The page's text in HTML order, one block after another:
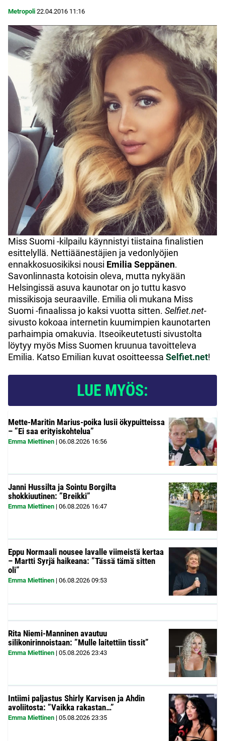
Metropoli 22.04.2016 11:16
Miss Suomi -kilpailu käynnistyi tiistaina finalistien
esittelyllä. Nettiäänestäjien ja vedonlyöjien
ennakkosuosikiksi nousi Emilia Seppänen.
Savonlinnasta kotoisin oleva, mutta nykyään
Helsingissä asuva kaunotar on jo tuttu kasvo
missikisoja seuraaville. Emilia oli mukana Miss
Suomi -finaalissa jo kaksi vuotta sitten. Selfiet.net-
sivusto kokoaa internetin kuumimpien kaunotarten
parhaimpia omakuvia. Itseoikeutetusti sivustolta
löytyy myös Miss Suomen kruunua tavoitteleva
Emilia. Katso Emilian kuvat osoitteessa Selfiet.net!
LUE MYÖS:
Mette-Maritin Marius-poika lusii ökypuitteissa
– ”Ei saa erityiskohtelua”
Emma Miettinen | 06.08.2026 16:56
Janni Hussilta ja Sointu Borgilta
shokkiuutinen: ”Breikki”
Emma Miettinen | 06.08.2026 16:47
Eppu Normaali nousee lavalle viimeistä kertaa
– Martti Syrjä haikeana: ”Tässä tämä sitten
oli”
Emma Miettinen | 06.08.2026 09:53
Rita Niemi-Manninen avautuu
silikonirinnoistaan: ”Mulle laitettiin tissit”
Emma Miettinen | 05.08.2026 23:43
Intiimi paljastus Shirly Karvisen ja Ahdin
avoliitosta: ”Vaikka rakastan…”
Emma Miettinen | 05.08.2026 23:35